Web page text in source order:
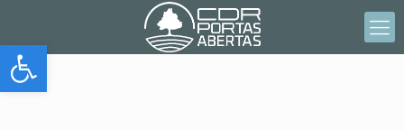
Abrir barra de herramientas